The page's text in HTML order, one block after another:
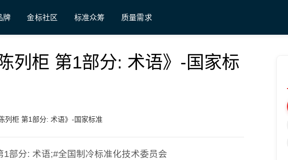
牌 金标社区 标准众筹 质量需求
列柜 第1部分: 术语》-国家标
列柜 第1部分: 术语》-国家标准
部分: 术语;#全国制冷标准化技术委员会